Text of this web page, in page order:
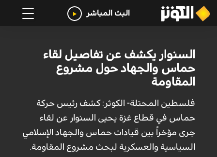
البث المباشر
السنوار يكشف عن تفاصيل لقاء
حماس والجهاد حول مشروع
المقاومة
فلسطين المحتلة- الكوثر: كشف رئيس حركة
حماس في قطاع غزة يحيى السنوار عن لقاء
جرى مؤخراً بين قيادات حماس والجهاد الإسلامي
السياسية والعسكرية لبحث مشروع المقاومة.